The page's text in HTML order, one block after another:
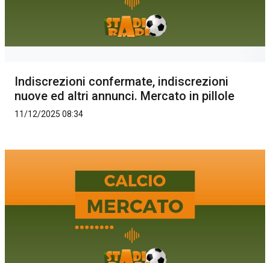
Indiscrezioni confermate, indiscrezioni
nuove ed altri annunci. Mercato in pillole
11/12/2025 08:34